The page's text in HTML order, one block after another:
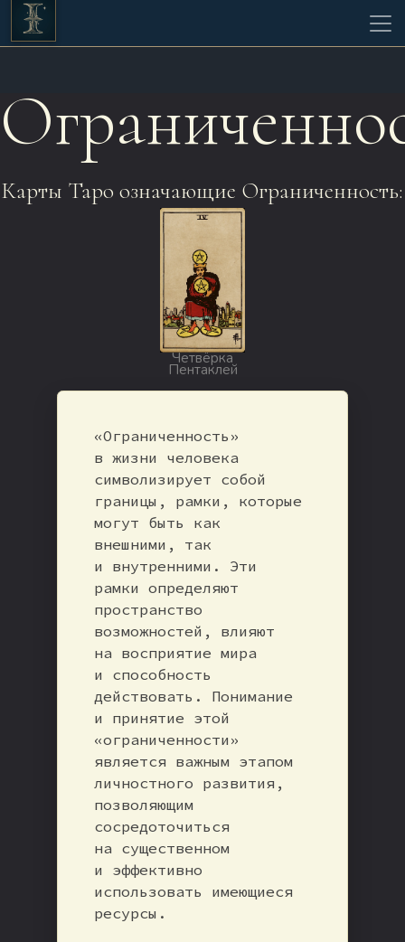
Карты Таро означающие Ограниченность:
Четвёрка
Пентаклей
«Ограниченность»
в жизни человека
символизирует собой
границы, рамки, которые
могут быть как
внешними, так
и внутренними. Эти
рамки определяют
пространство
возможностей, влияют
на восприятие мира
и способность
действовать. Понимание
и принятие этой
«ограниченности»
является важным этапом
личностного развития,
позволяющим
сосредоточиться
на существенном
и эффективно
использовать имеющиеся
ресурсы.